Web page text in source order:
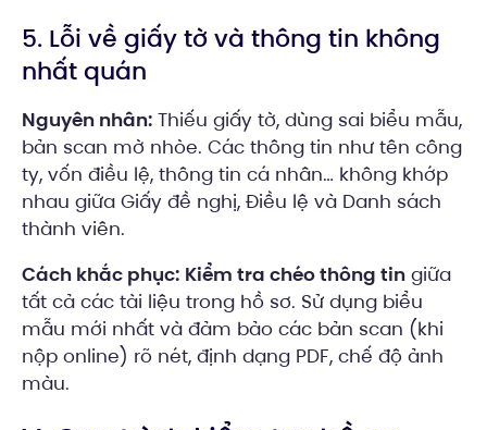
5. Lỗi về giấy tờ và thông tin không
nhất quán
Nguyên nhân: Thiếu giấy tờ, dùng sai biểu mẫu,
bản scan mờ nhòe. Các thông tin như tên công
ty, vốn điều lệ, thông tin cá nhân… không khớp
nhau giữa Giấy đề nghị, Điều lệ và Danh sách
thành viên.
Cách khắc phục: Kiểm tra chéo thông tin giữa
tất cả các tài liệu trong hồ sơ. Sử dụng biểu
mẫu mới nhất và đảm bảo các bản scan (khi
nộp online) rõ nét, định dạng PDF, chế độ ảnh
màu.